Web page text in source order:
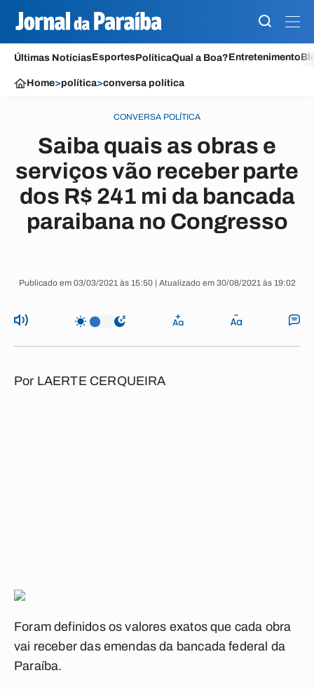
Últimas NotíciasEsportesPolíticaQual a Boa?Entretenimento
Home>política>conversa política
CONVERSA POLÍTICA
Saiba quais as obras e
serviços vão receber parte
dos R$ 241 mi da bancada
paraibana no Congresso
Publicado em 03/03/2021 às 15:50 | Atualizado em 30/08/2021 às 19:02
Por LAERTE CERQUEIRA
Foram definidos os valores exatos que cada obra
vai receber das emendas da bancada federal da
Paraíba.